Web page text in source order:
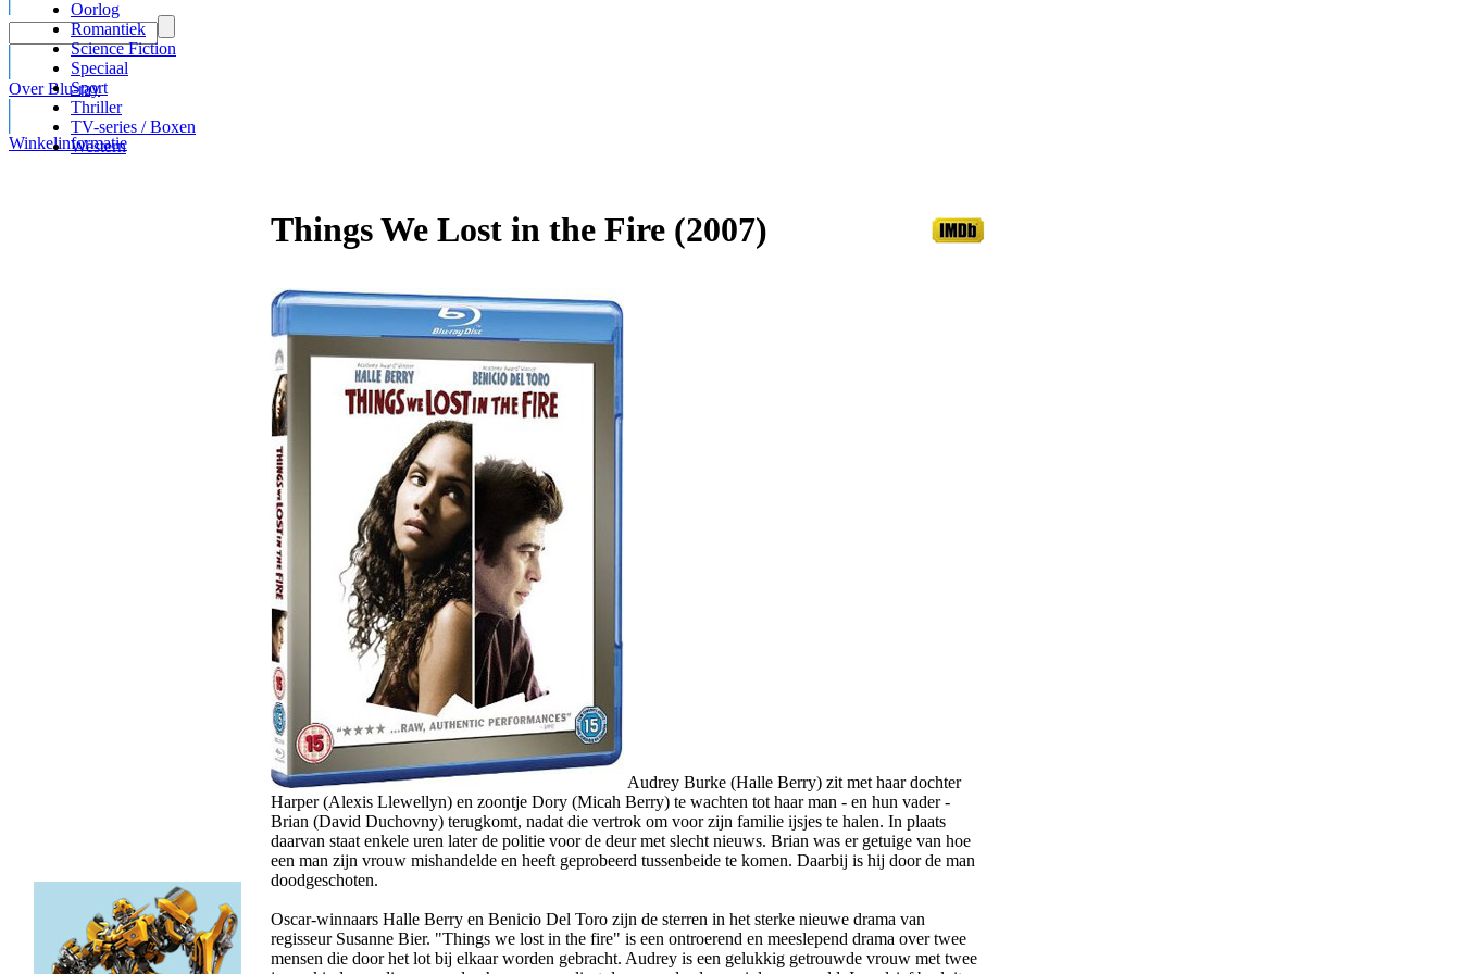
Over Blu-ray
Winkelinformatie
Oorlog
Romantiek
Science Fiction
Speciaal
Sport
Thriller
TV-series / Boxen
Western
Things We Lost in the Fire (2007)
Audrey Burke (Halle Berry) zit met haar dochter
Harper (Alexis Llewellyn) en zoontje Dory (Micah Berry) te wachten tot haar man - en hun vader -
Brian (David Duchovny) terugkomt, nadat die vertrok om voor zijn familie ijsjes te halen. In plaats
daarvan staat enkele uren later de politie voor de deur met slecht nieuws. Brian was er getuige van hoe
een man zijn vrouw mishandelde en heeft geprobeerd tussenbeide te komen. Daarbij is hij door de man
doodgeschoten.
Oscar-winnaars Halle Berry en Benicio Del Toro zijn de sterren in het sterke nieuwe drama van
regisseur Susanne Bier. "Things we lost in the fire" is een ontroerend en meeslepend drama over twee
mensen die door het lot bij elkaar worden gebracht. Audrey is een gelukkig getrouwde vrouw met twee